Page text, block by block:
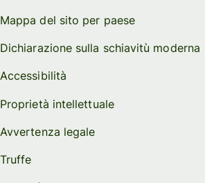
Mappa del sito per paese
Dichiarazione sulla schiavitù moderna
Accessibilità
Proprietà intellettuale
Avvertenza legale
Truffe